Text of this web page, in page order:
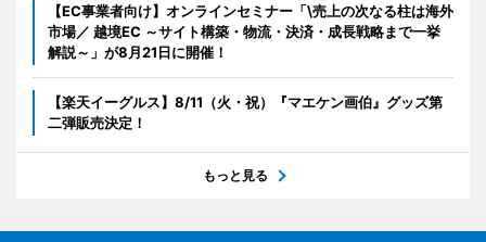
【EC事業者向け】オンラインセミナー「\売上の次なる柱は海外
市場／ 越境EC ～サイト構築・物流・決済・成長戦略まで一挙
解説～」が8月21日に開催！
【楽天イーグルス】8/11（火・祝）『マエケン画伯』グッズ第
二弾販売決定！
もっと見る